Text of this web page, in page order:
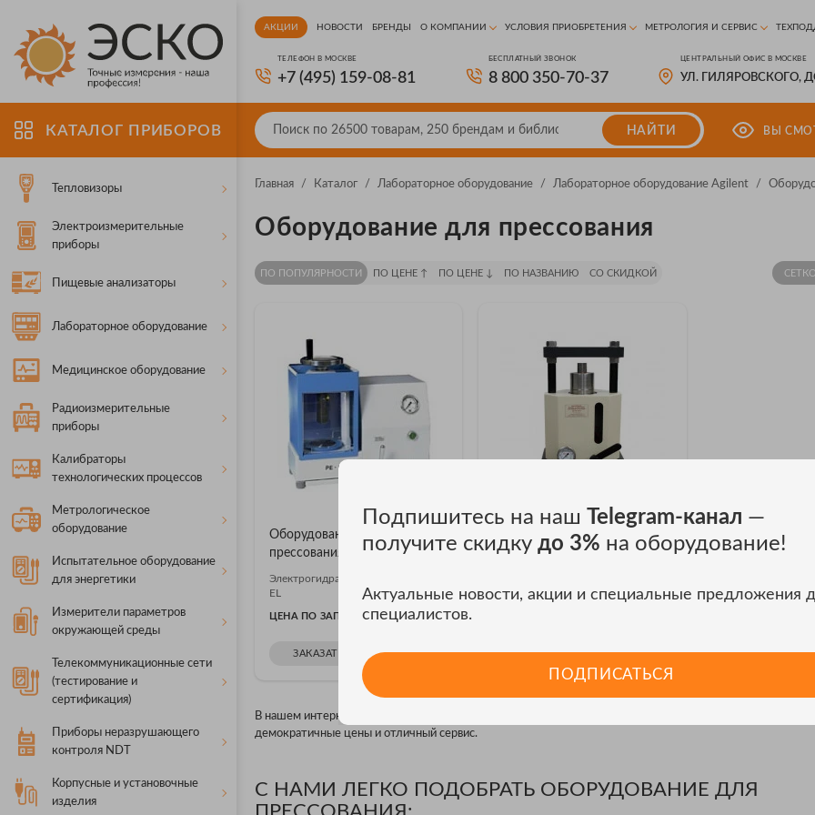
КАТАЛОГ ПРИБОРОВ
Тепловизоры
Электроизмерительные
приборы
Пищевые анализаторы
Лабораторное оборудование
Медицинское оборудование
Радиоизмерительные
приборы
Калибраторы
технологических процессов
Метрологическое
оборудование
Испытательное оборудование
для энергетики
Измерители параметров
окружающей среды
Телекоммуникационные сети
(тестирование и
сертификация)
Приборы неразрушающего
контроля NDT
Корпусные и установочные
изделия
АКЦИИ НОВОСТИ БРЕНДЫ О КОМПАНИИ УСЛОВИЯ ПРИОБРЕТЕНИЯ МЕТРОЛОГИЯ И СЕРВИС
ТЕЛЕФОН В МОСКВЕ
+7 (495) 159-08-81
БЕСПЛАТНЫЙ ЗВОНОК
8 800 350-70-37
ЦЕНТРАЛЬНЫЙ ОФИС В МОСКВЕ
УЛ. ГИЛЯРОВСКОГО,
НАЙТИ ВЫ
Главная / Каталог / Лабораторное оборудование / Лабораторное оборудование Agilent /
Оборудование для прессования
ПО ПОПУЛЯРНОСТИ ПО ЦЕНЕ ↑ ПО ЦЕНЕ ↓ ПО НАЗВАНИЮ СО СКИДКОЙ
Оборудование для
прессования Agilent PE-EL
Электрогидравлический пресс PE-
EL
ЦЕНА ПО ЗАПРОСУ
ЗАКАЗАТЬ В ОДИН КЛИК
Оборудование для
прессования Agilent 12Т
ЗАКАЗАТЬ В ОДИН КЛИК
В нашем интернет магазине вы можете купить оборудование для прессования недорого. Сайт ТД ЭСКО
демократичные цены и отличный сервис.
С НАМИ ЛЕГКО ПОДОБРАТЬ ОБОРУДОВАНИЕ ДЛЯ
Подпишитесь на наш Telegram-канал —
получите скидку до 3% на оборудование!
Актуальные новости, акции и специальные предложения
специалистов.
ПОДПИСАТЬСЯ